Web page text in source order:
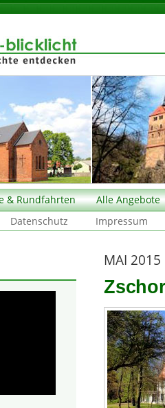
& Rundfahrten
Alle Angebote
Datenschutz Impressum
MAI 2015